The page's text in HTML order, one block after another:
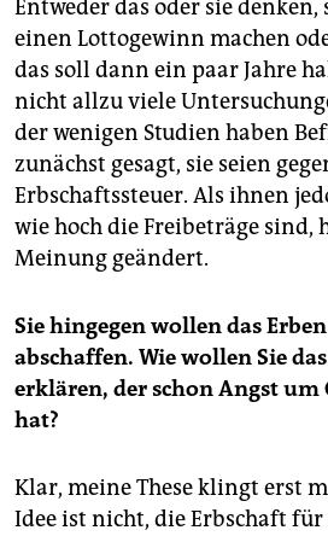
Entweder das oder sie
einen Lottogewinn machen
das soll dann ein paar Jahre
nicht allzu viele
der wenigen Studien haben
zunächst gesagt, sie seien
Erbschaftssteuer. Als ihnen
wie hoch die Freibeträge sind,
Meinung geändert.
Sie hingegen wollen das
abschaffen. Wie wollen Sie
erklären, der schon Angst
hat?
Klar, meine These klingt erst
Idee ist nicht, die Erbschaft